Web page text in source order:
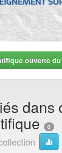
ouverte du
dans
0